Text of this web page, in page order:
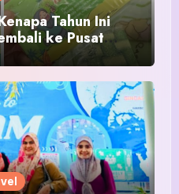
Tahun Ini
ke Pusat